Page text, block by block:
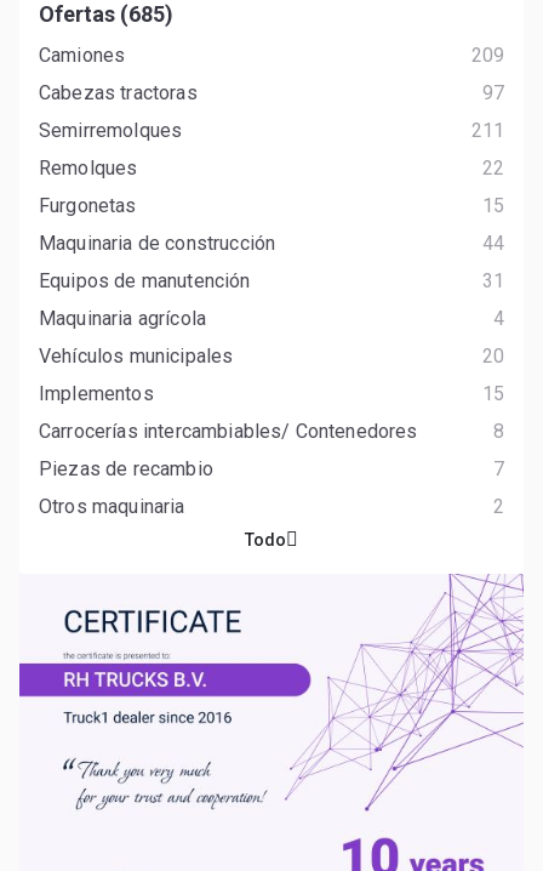
Ofertas (685)
Camiones
209
Cabezas tractoras
97
Semirremolques
211
Remolques
22
Furgonetas
15
Maquinaria de construcción
44
Equipos de manutención
31
Maquinaria agrícola
4
Vehículos municipales
20
Implementos
15
Carrocerías intercambiables/ Contenedores
8
Piezas de recambio
7
Otros maquinaria
2
Todo